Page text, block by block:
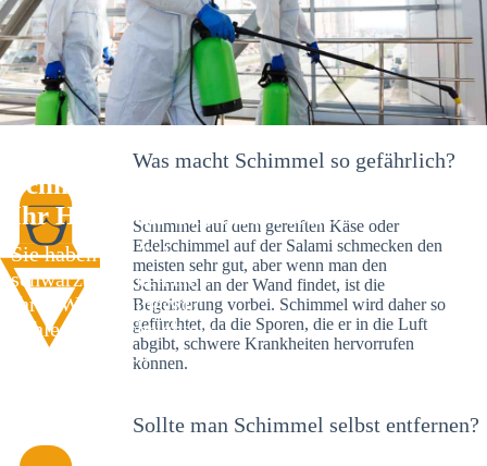
Schimmelexperte in Daisendorf –
Ihr Helfer an Ort und Stelle
Sie haben kürzlich
schwarze Flecken an
Ihrer Wand entdeckt?
Schlechte Nachrichten:
Sie haben einen
Was macht Schimmel so gefährlich?
Schimmel auf dem gereiften Käse oder
Edelschimmel auf der Salami schmecken den
meisten sehr gut, aber wenn man den
Schimmel an der Wand findet, ist die
Begeisterung vorbei. Schimmel wird daher so
gefürchtet, da die Sporen, die er in die Luft
abgibt, schwere Krankheiten hervorrufen
können.
Sollte man Schimmel selbst entfernen?